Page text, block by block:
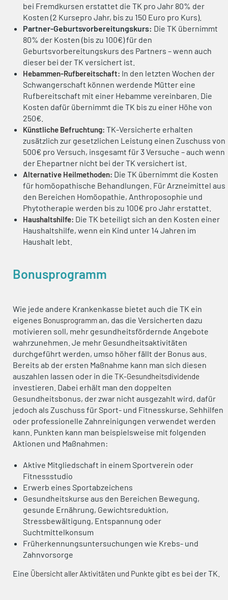
bei Fremdkursen erstattet die TK pro Jahr 80% der
Kosten (2 Kursepro Jahr, bis zu 150 Euro pro Kurs).
Partner-Geburtsvorbereitungskurs: Die TK übernimmt
80% der Kosten (bis zu 100€) für den
Geburtsvorbereitungskurs des Partners – wenn auch
dieser bei der TK versichert ist.
Hebammen-Rufbereitschaft: In den letzten Wochen der
Schwangerschaft können werdende Mütter eine
Rufbereitschaft mit einer Hebamme vereinbaren. Die
Kosten dafür übernimmt die TK bis zu einer Höhe von
250€.
Künstliche Befruchtung: TK-Versicherte erhalten
zusätzlich zur gesetzlichen Leistung einen Zuschuss von
500€ pro Versuch, insgesamt für 3 Versuche – auch wenn
der Ehepartner nicht bei der TK versichert ist.
Alternative Heilmethoden: Die TK übernimmt die Kosten
für homöopathische Behandlungen. Für Arzneimittel aus
den Bereichen Homöopathie, Anthroposophie und
Phytotherapie werden bis zu 100€ pro Jahr erstattet.
Haushaltshilfe: Die TK beteiligt sich an den Kosten einer
Haushaltshilfe, wenn ein Kind unter 14 Jahren im
Haushalt lebt.
Bonusprogramm
Wie jede andere Krankenkasse bietet auch die TK ein
eigenes Bonusprogramman, das die Versicherten dazu
motivieren soll, mehr gesundheitsfördernde Angebote
wahrzunehmen. Je mehr Gesundheitsaktivitäten
durchgeführt werden, umso höher fällt der Bonus aus.
Bereits ab der ersten Maßnahme kann man sich diesen
auszahlen lassen oder in die TK-Gesundheitsdividende
investieren. Dabei erhält man den doppelten
Gesundheitsbonus, der zwar nicht ausgezahlt wird, dafür
jedoch als Zuschuss für Sport- und Fitnesskurse, Sehhilfen
oder professionelle Zahnreinigungen verwendet werden
kann. Punkten kann man beispielsweise mit folgenden
Aktionen und Maßnahmen:
Aktive Mitgliedschaft in einem Sportverein oder
Fitnessstudio
Erwerb eines Sportabzeichens
Gesundheitskurse aus den Bereichen Bewegung,
gesunde Ernährung, Gewichtsreduktion,
Stressbewältigung, Entspannung oder
Suchtmittelkonsum
Früherkennungsuntersuchungen wie Krebs- und
Zahnvorsorge
Eine Übersicht aller Aktivitäten und Punkte gibt es bei der TK.